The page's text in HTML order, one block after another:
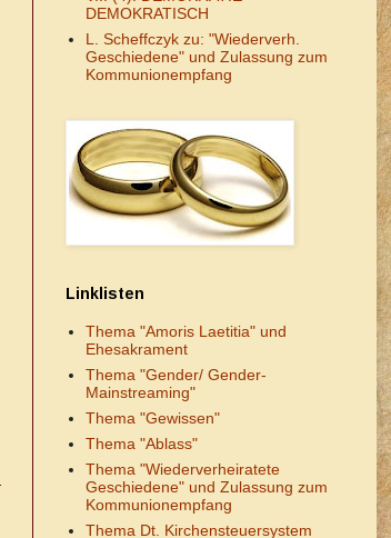
DEMOKRATISCH
L. Scheffczyk zu: "Wiederverh.
Geschiedene" und Zulassung zum
Kommunionempfang
Linklisten
Thema "Amoris Laetitia" und
Ehesakrament
Thema "Gender/ Gender-
Mainstreaming"
Thema "Gewissen"
Thema "Ablass"
Thema "Wiederverheiratete
Geschiedene" und Zulassung zum
Kommunionempfang
Thema Dt. Kirchensteuersystem